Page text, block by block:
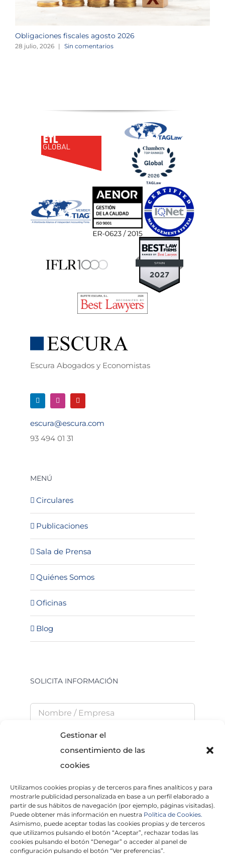
Gestionar el
consentimiento de las
cookies
Utilizamos cookies propias y de terceros para fines analíticos y para
mostrarle publicidad personalizada en base a un perfil elaborado a
partir de sus hábitos de navegación (por ejemplo, páginas visitadas).
Puede obtener más información en nuestra Política de Cookies.
Asimismo, puede aceptar todas las cookies propias y de terceros
que utilizamos pulsando el botón “Aceptar”, rechazar todas las
cookies pulsando el botón “Denegar” o acceder al panel de
configuración pulsando el botón “Ver preferencias”.
Obligaciones fiscales agosto 2026
28 julio, 2026 | Sin comentarios
Escura Abogados y Economistas
escura@escura.com
93 494 01 31
MENÚ
Circulares
Publicaciones
Sala de Prensa
Quiénes Somos
Oficinas
Blog
SOLICITA INFORMACIÓN
He leído y acepto laPolítica de Privacidad
×